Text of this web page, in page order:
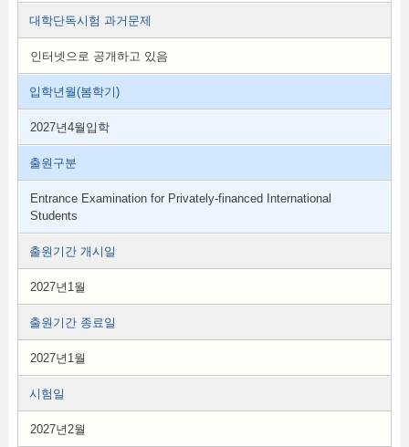
대학단독시험 과거문제
인터넷으로 공개하고 있음
입학년월(봄학기)
2027년4월입학
출원구분
Entrance Examination for Privately-financed International
Students
출원기간 개시일
2027년1월
출원기간 종료일
2027년1월
시험일
2027년2월